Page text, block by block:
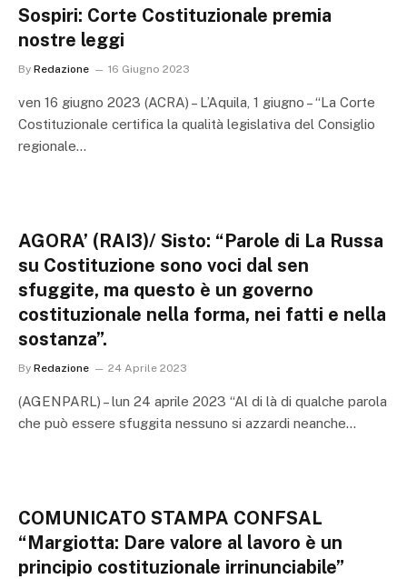
Sospiri: Corte Costituzionale premia
nostre leggi
By Redazione 16 Giugno 2023
ven 16 giugno 2023 (ACRA) – L’Aquila, 1 giugno – “La Corte
Costituzionale certifica la qualità legislativa del Consiglio
regionale…
AGORA’ (RAI3)/ Sisto: “Parole di La Russa
su Costituzione sono voci dal sen
sfuggite, ma questo è un governo
costituzionale nella forma, nei fatti e nella
sostanza”.
By Redazione 24 Aprile 2023
(AGENPARL) – lun 24 aprile 2023 “Al di là di qualche parola
che può essere sfuggita nessuno si azzardi neanche…
COMUNICATO STAMPA CONFSAL
“Margiotta: Dare valore al lavoro è un
principio costituzionale irrinunciabile”